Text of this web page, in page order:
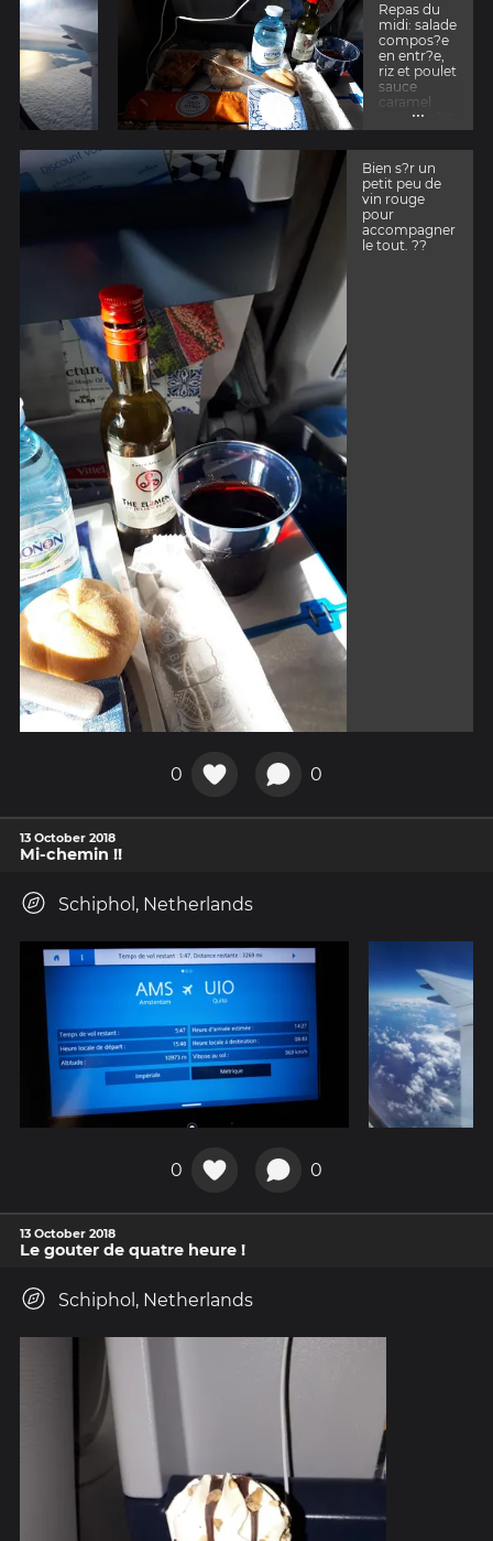
Repas du
midi: salade
compos?e
en entr?e,
riz et poulet
sauce
caramel
pour le plat,
pain,beurre
,fromage.
Et une
sorte de
crumble
avec de la
mousse en
d?sert(
...
Bien s?r un
petit peu de
vin rouge
pour
accompagner
le tout. ??
0 0
13 October 2018
Mi-chemin !!
Schiphol, Netherlands
0 0
13 October 2018
Le gouter de quatre heure !
Schiphol, Netherlands